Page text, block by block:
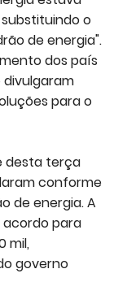
o
de energia".
dos país
divulgaram
para o
desta terça
conforme
de energia. A
para
mil,
governo